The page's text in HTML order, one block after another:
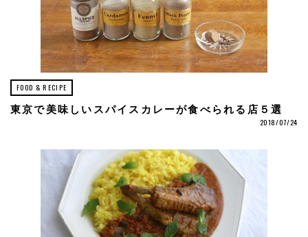
FOOD & RECIPE
東京で美味しいスパイスカレーが食べられる店５選
2018/07/24